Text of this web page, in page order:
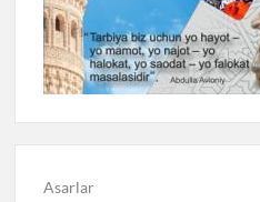
Asarlar